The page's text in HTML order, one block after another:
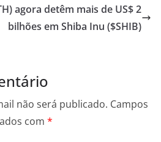
agora detêm mais de US$ 2
bilhões em Shiba Inu ($SHIB)
não será publicado. Campos
com *